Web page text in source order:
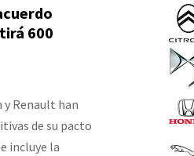
600
y Renault han
de su pacto
incluye la